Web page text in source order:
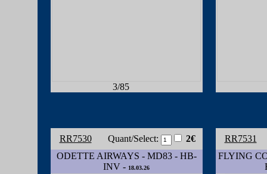
3/85
RR7530 Quant/Select:
2€
ODETTE AIRWAYS - MD83 - HB-
INV - 18.03.26
RR7531
FLYING